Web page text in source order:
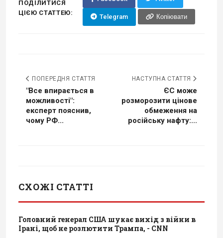
ПОДІЛИТИСЯ
ЦІЄЮ СТАТТЕЮ:
Telegram Копіювати
ПОПЕРЕДНЯ СТАТТЯ
"Все впирається в
можливості":
експерт пояснив,
чому РФ...
НАСТУПНА СТАТТЯ
ЄС може
розморозити цінове
обмеження на
російську нафту:...
СХОЖІ СТАТТІ
Головний генерал США шукає вихід з війни в
Ірані, щоб не розлютити Трампа, - CNN